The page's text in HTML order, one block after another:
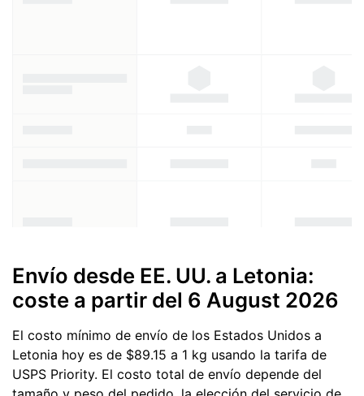
Envío desde EE. UU. a Letonia:
coste a partir del 6 August 2026
El costo mínimo de envío de los Estados Unidos a
Letonia hoy es de $89.15 a 1 kg usando la tarifa de
USPS Priority. El costo total de envío depende del